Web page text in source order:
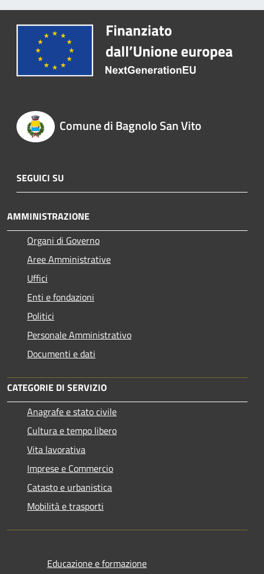
Comune di Bagnolo San Vito
SEGUICI SU
AMMINISTRAZIONE
Organi di Governo
Aree Amministrative
Uffici
Enti e fondazioni
Politici
Personale Amministrativo
Documenti e dati
CATEGORIE DI SERVIZIO
Anagrafe e stato civile
Cultura e tempo libero
Vita lavorativa
Imprese e Commercio
Catasto e urbanistica
Mobilità e trasporti
Educazione e formazione